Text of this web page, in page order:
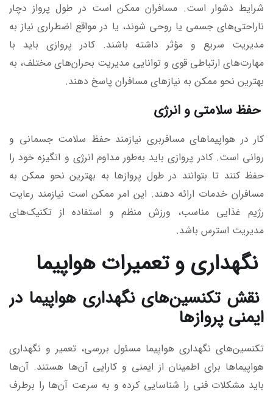
شرایط دشوار است. مسافران ممکن است در طول پرواز دچار
ناراحتی‌های جسمی یا روحی شوند، یا در مواقع اضطراری نیاز به
مدیریت سریع و مؤثر داشته باشند. کادر پروازی باید با
مهارت‌های ارتباطی قوی و توانایی مدیریت بحران‌های مختلف، به
بهترین نحو ممکن به نیازهای مسافران پاسخ دهند.
حفظ سلامتی و انرژی
کار در هواپیماهای مسافربری نیازمند حفظ سلامت جسمانی و
روانی است. کادر پروازی باید به‌طور مداوم انرژی و انگیزه خود را
حفظ کنند تا بتوانند در طول پروازها به بهترین نحو ممکن به
مسافران خدمات ارائه دهند. این امر ممکن است نیازمند رعایت
رژیم غذایی مناسب، ورزش منظم و استفاده از تکنیک‌های
مدیریت استرس باشد.
نگهداری و تعمیرات هواپیما
نقش تکنسین‌های نگهداری هواپیما در
ایمنی پروازها
تکنسین‌های نگهداری هواپیما مسئول بررسی، تعمیر و نگهداری
هواپیماها برای اطمینان از ایمنی و کارایی آن‌ها هستند. آن‌ها
باید مشکلات فنی را شناسایی کرده و به سرعت آن‌ها را برطرف